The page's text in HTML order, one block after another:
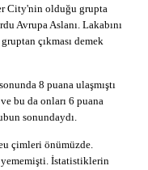
City'nin olduğu grupta
Avrupa Aslanı. Lakabını
çıkması demek
8 puana ulaşmıştı
bu da onları 6 puana
sonundaydı.
çimleri önümüzde.
yememişti. İstatistiklerin